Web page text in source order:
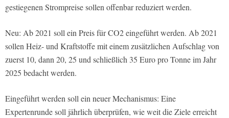
gestiegenen Strompreise sollen offenbar reduziert werden.
Neu: Ab 2021 soll ein Preis für CO2 eingeführt werden. Ab 2021
sollen Heiz- und Kraftstoffe mit einem zusätzlichen Aufschlag von
zuerst 10, dann 20, 25 und schließlich 35 Euro pro Tonne im Jahr
2025 bedacht werden.
Eingeführt werden soll ein neuer Mechanismus: Eine
Expertenrunde soll jährlich überprüfen, wie weit die Ziele erreicht